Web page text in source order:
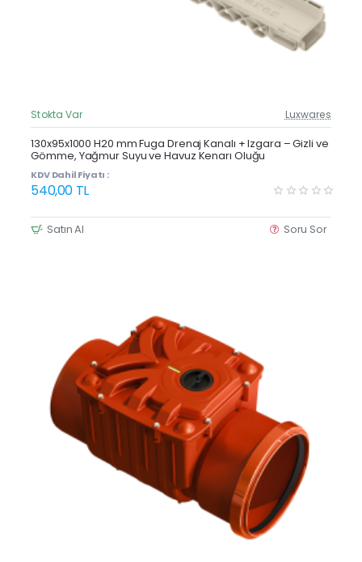
Güncel Fiyat
Yeni Ürün
Stokta Var Luxwares
130x95x1000 H20 mm Fuga Drenaj Kanalı + Izgara – Gizli ve
Gömme, Yağmur Suyu ve Havuz Kenarı Oluğu
KDV Dahil Fiyatı :
540,00 TL
Satın Al Soru Sor